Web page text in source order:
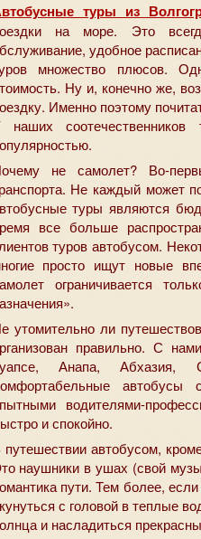
туры из
на море. Это
удобное
множество плюсов.
Ну и, конечно же,
Именно поэтому
наших соотечественников
не самолет? Во-
Не каждый может
туры являются
все больше
туров автобусом.
просто ищут новые
ограничивается
утомительно ли
правильно. С
Анапа, Абхазия,
автобусы
водителями-
и спокойно.
путешествии автобусом,
наушники в ушах (свой
пути. Тем более,
с головой в теплые
и насладиться